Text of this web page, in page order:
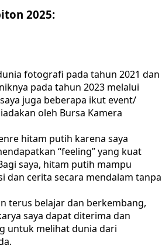
2025:
fotografi pada tahun 2021 dan
pada tahun 2023 melalui
juga beberapa ikut event/
oleh Bursa Kamera
hitam putih karena saya
“feeling” yang kuat
saya, hitam putih mampu
dan cerita secara mendalam tanpa
terus belajar dan berkembang,
saya dapat diterima dan
untuk melihat dunia dari